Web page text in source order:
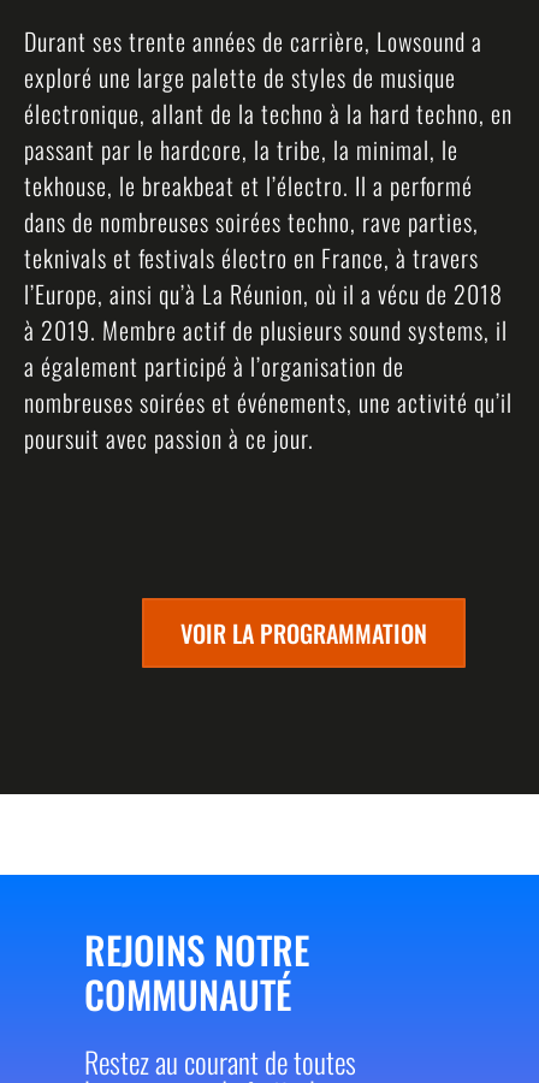
Durant ses trente années de carrière, Lowsound a
exploré une large palette de styles de musique
électronique, allant de la techno à la hard techno, en
passant par le hardcore, la tribe, la minimal, le
tekhouse, le breakbeat et l’électro. Il a performé
dans de nombreuses soirées techno, rave parties,
teknivals et festivals électro en France, à travers
l’Europe, ainsi qu’à La Réunion, où il a vécu de 2018
à 2019. Membre actif de plusieurs sound systems, il
a également participé à l’organisation de
nombreuses soirées et événements, une activité qu’il
poursuit avec passion à ce jour.
VOIR LA PROGRAMMATION
REJOINS NOTRE
COMMUNAUTÉ
Restez au courant de toutes